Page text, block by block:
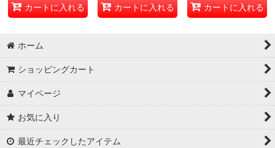
カートに入れる カートに入れる カートに入れる
ホーム
ショッピングカート
マイページ
お気に入り
最近チェックしたアイテム